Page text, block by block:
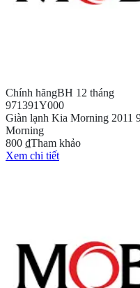
Chính hãngBH 12 tháng
971391Y000
Giàn lạnh Kia Morning 2011
Morning
800 ₫Tham khảo
Xem chi tiết